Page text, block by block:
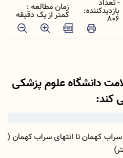
- تعداد
بازدیدکننده:
806
زمان مطالعه :
کمتر از یک دقیقه
دانشگاه علوم پزشکی
کند:
سراب کهمان تا انتهای سراب کهمان (